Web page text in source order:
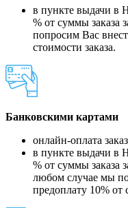
в пункте выдачи в
% от суммы
попросим Вас
стоимости заказа.
Банковскими картами
онлайн-оплата
в пункте выдачи в
% от суммы заказа
любом случае мы
предоплату 10% от